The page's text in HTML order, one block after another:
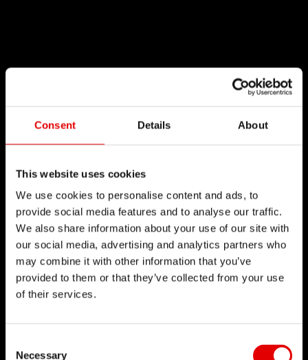
Consent Details About
This website uses cookies
We use cookies to personalise content and ads, to
provide social media features and to analyse our traffic.
We also share information about your use of our site with
our social media, advertising and analytics partners who
may combine it with other information that you’ve
provided to them or that they’ve collected from your use
of their services.
Necessary